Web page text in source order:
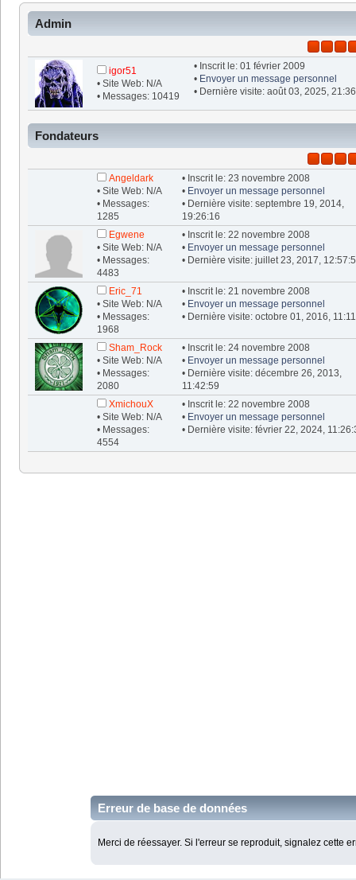
Admin
igor51
• Site Web: N/A
• Messages: 10419
• Inscrit le: 01 février 2009
• Envoyer un message personnel
• Dernière visite: août 03, 2025,
Fondateurs
Angeldark
• Site Web: N/A
• Messages:
1285
• Inscrit le: 23 novembre 2008
• Envoyer un message personnel
• Dernière visite: septembre 19, 2014,
19:26:16
Egwene
• Site Web: N/A
• Messages:
4483
• Inscrit le: 22 novembre 2008
• Envoyer un message personnel
• Dernière visite: juillet 23, 2017,
Eric_71
• Site Web: N/A
• Messages:
1968
• Inscrit le: 21 novembre 2008
• Envoyer un message personnel
• Dernière visite: octobre 01, 2016,
Sham_Rock
• Site Web: N/A
• Messages:
2080
• Inscrit le: 24 novembre 2008
• Envoyer un message personnel
• Dernière visite: décembre 26, 2013,
11:42:59
XmichouX
• Site Web: N/A
• Messages:
4554
• Inscrit le: 22 novembre 2008
• Envoyer un message personnel
• Dernière visite: février 22, 2024,
Erreur de base de données
Merci de réessayer. Si l'erreur se reproduit, signalez cette